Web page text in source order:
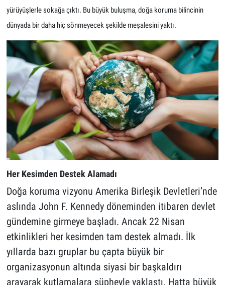
yürüyüşlerle sokağa çıktı. Bu büyük buluşma, doğa koruma bilincinin
dünyada bir daha hiç sönmeyecek şekilde meşalesini yaktı.
Her Kesimden Destek Alamadı
Doğa koruma vizyonu Amerika Birleşik Devletleri’nde
aslında John F. Kennedy döneminden itibaren devlet
gündemine girmeye başladı. Ancak 22 Nisan
etkinlikleri her kesimden tam destek almadı. İlk
yıllarda bazı gruplar bu çapta büyük bir
organizasyonun altında siyasi bir başkaldırı
arayarak kutlamalara şüpheyle yaklaştı. Hatta büyük